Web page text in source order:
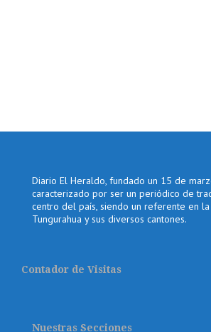
Diario El Heraldo, fundado un 15 de
caracterizado por ser un periódico de
centro del país, siendo un referente en la
Tungurahua y sus diversos cantones.
Contador de Visitas
Nuestras Secciones